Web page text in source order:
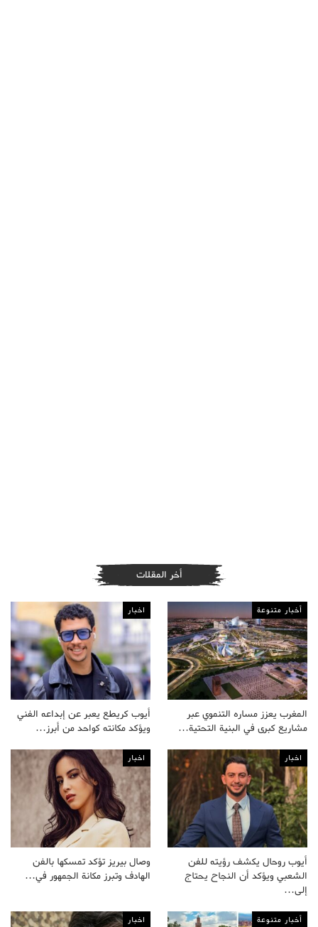
أخر المقلات
أخبار متنوعة
المغرب يعزز مساره التنموي عبر
مشاريع كبرى في البنية التحتية…
اخبار
أيوب كريطع يعبر عن إبداعه الفني
ويؤكد مكانته كواحد من أبرز…
اخبار
أيوب روحال يكشف رؤيته للفن
الشعبي ويؤكد أن النجاح يحتاج
إلى…
اخبار
وصال بيريز تؤكد تمسكها بالفن
الهادف وتبرز مكانة الجمهور في…
أخبار متنوعة اخبار